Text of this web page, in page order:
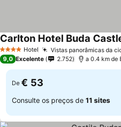
4 EstrelasHotel Vistas panorâmicas da
Carlton Hotel Buda
9,0 Excelente 2.752 a 0.4 km de
De € 53
Consulte os preços de 11 sites